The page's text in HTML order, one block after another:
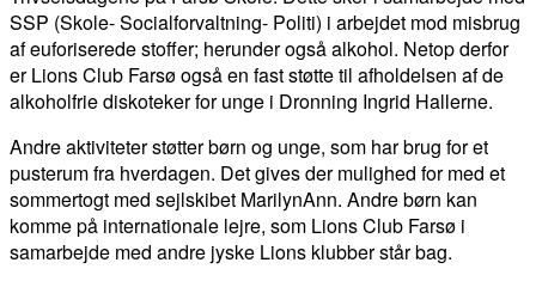
SSP (Skole- Socialforvaltning- Politi) i arbejdet mod misbrug
af euforiserede stoffer; herunder også alkohol. Netop derfor
er Lions Club Farsø også en fast støtte til afholdelsen af de
alkoholfrie diskoteker for unge i Dronning Ingrid Hallerne.
Andre aktiviteter støtter børn og unge, som har brug for et
pusterum fra hverdagen. Det gives der mulighed for med et
sommertogt med sejlskibet MarilynAnn. Andre børn kan
komme på internationale lejre, som Lions Club Farsø i
samarbejde med andre jyske Lions klubber står bag.